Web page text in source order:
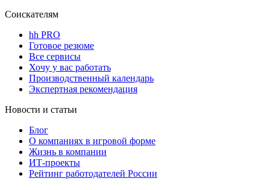
Соискателям
hh PRO
Готовое резюме
Все сервисы
Хочу у вас работать
Производственный календарь
Экспертная рекомендация
Новости и статьи
Блог
О компаниях в игровой форме
Жизнь в компании
ИТ-проекты
Рейтинг работодателей России